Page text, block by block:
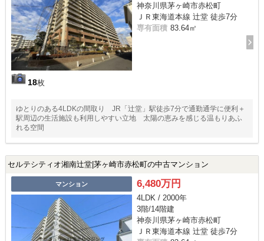
18枚
神奈川県茅ヶ崎市赤松町
ＪＲ東海道本線 辻堂 徒歩7分
専有面積 83.64㎡
ゆとりのある4LDKの間取り JR「辻堂」駅徒歩7分で通勤通学に便利＋
駅周辺の生活施設も利用しやすい立地 太陽の恵みを感じる温もりあふ
れる空間
セルテシティオ湘南辻堂|茅ヶ崎市赤松町の中古マンション
マンション 6,480万円
4LDK / 2000年
3階/14階建
神奈川県茅ヶ崎市赤松町
ＪＲ東海道本線 辻堂 徒歩7分